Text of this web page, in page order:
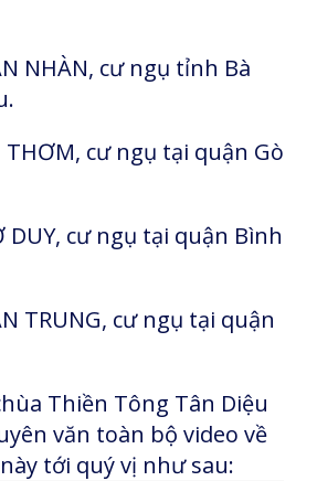
NHÀN, cư ngụ tỉnh Bà
THƠM, cư ngụ tại quận Gò
DUY, cư ngụ tại quận Bình
TRUNG, cư ngụ tại quận
Thiền Tông Tân Diệu
văn toàn bộ video về
tới quý vị như sau: